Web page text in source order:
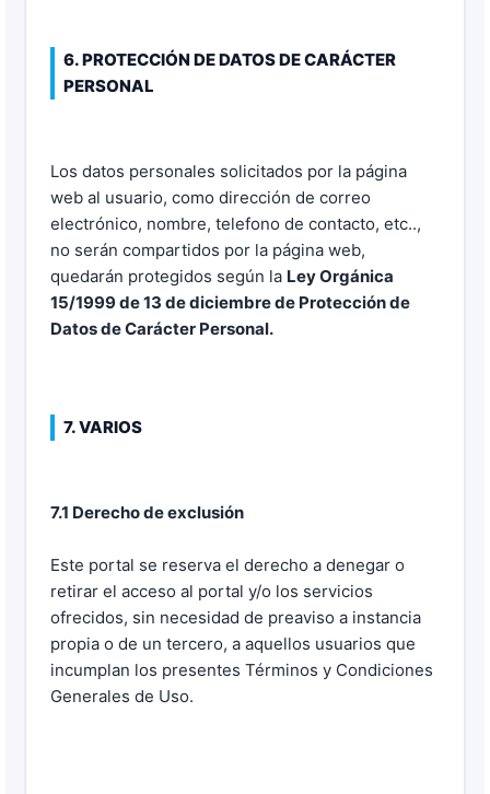
6. PROTECCIÓN DE DATOS DE CARÁCTER
PERSONAL
Los datos personales solicitados por la página
web al usuario, como dirección de correo
electrónico, nombre, telefono de contacto, etc..,
no serán compartidos por la página web,
quedarán protegidos según la Ley Orgánica
15/1999 de 13 de diciembre de Protección de
Datos de Carácter Personal.
7. VARIOS
7.1 Derecho de exclusión
Este portal se reserva el derecho a denegar o
retirar el acceso al portal y/o los servicios
ofrecidos, sin necesidad de preaviso a instancia
propia o de un tercero, a aquellos usuarios que
incumplan los presentes Términos y Condiciones
Generales de Uso.